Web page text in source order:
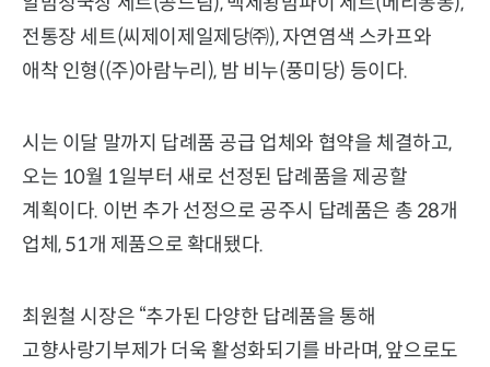
전통장 세트(씨제이제일제당㈜), 자연염색 스카프와
애착 인형((주)아람누리), 밤 비누(풍미당) 등이다.
시는 이달 말까지 답례품 공급 업체와 협약을 체결하고,
오는 10월 1일부터 새로 선정된 답례품을 제공할
계획이다. 이번 추가 선정으로 공주시 답례품은 총 28개
업체, 51개 제품으로 확대됐다.
최원철 시장은 “추가된 다양한 답례품을 통해
고향사랑기부제가 더욱 활성화되기를 바라며, 앞으로도